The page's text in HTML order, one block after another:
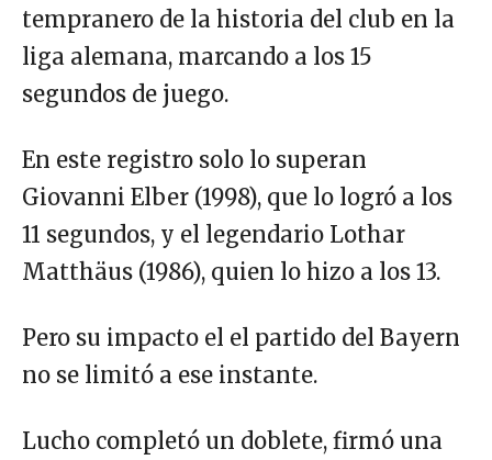
tempranero de la historia del club en la
liga alemana, marcando a los 15
segundos de juego.
En este registro solo lo superan
Giovanni Elber (1998), que lo logró a los
11 segundos, y el legendario Lothar
Matthäus (1986), quien lo hizo a los 13.
Pero su impacto el el partido del Bayern
no se limitó a ese instante.
Lucho completó un doblete, firmó una